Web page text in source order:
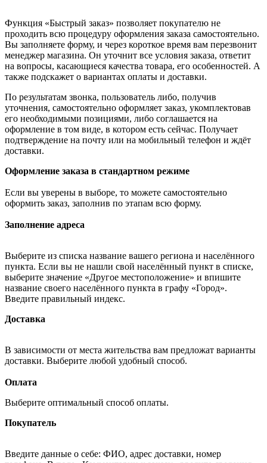
Функция «Быстрый заказ» позволяет покупателю не
проходить всю процедуру оформления заказа самостоятельно.
Вы заполняете форму, и через короткое время вам перезвонит
менеджер магазина. Он уточнит все условия заказа, ответит
на вопросы, касающиеся качества товара, его особенностей. А
также подскажет о вариантах оплаты и доставки.
По результатам звонка, пользователь либо, получив
уточнения, самостоятельно оформляет заказ, укомплектовав
его необходимыми позициями, либо соглашается на
оформление в том виде, в котором есть сейчас. Получает
подтверждение на почту или на мобильный телефон и ждёт
доставки.
Оформление заказа в стандартном режиме
Если вы уверены в выборе, то можете самостоятельно
оформить заказ, заполнив по этапам всю форму.
Заполнение адреса
Выберите из списка название вашего региона и населённого
пункта. Если вы не нашли свой населённый пункт в списке,
выберите значение «Другое местоположение» и впишите
название своего населённого пункта в графу «Город».
Введите правильный индекс.
Доставка
В зависимости от места жительства вам предложат варианты
доставки. Выберите любой удобный способ.
Оплата
Выберите оптимальный способ оплаты.
Покупатель
Введите данные о себе: ФИО, адрес доставки, номер